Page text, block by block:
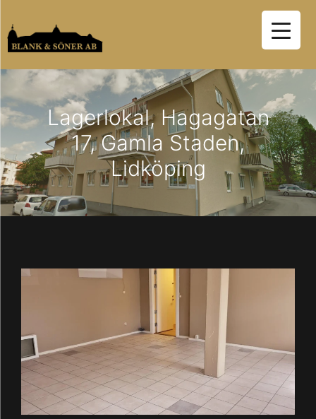
till
innehåll
Lagerlokal, Hagagatan
17, Gamla Staden,
Lidköping